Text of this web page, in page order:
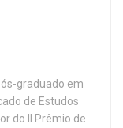
graduado em
de Estudos
do II Prêmio de